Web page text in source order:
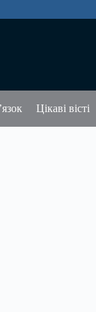
Цікаві вісті